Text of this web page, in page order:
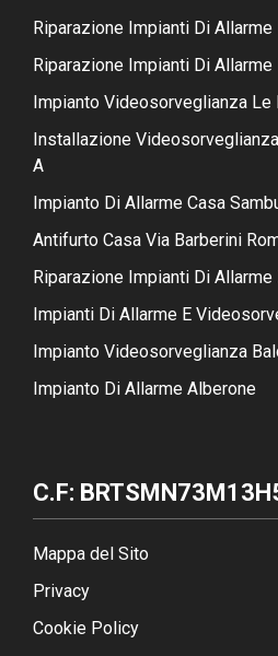
Riparazione Impianti Di Allarme
Riparazione Impianti Di
Impianto Videosorveglianza Le
Installazione
A
Impianto Di Allarme Casa
Antifurto Casa Via Barberini
Riparazione Impianti Di Allarme
Impianti Di Allarme E
Impianto Videosorveglianza
Impianto Di Allarme Alberone
C.F:
Mappa del Sito
Privacy
Cookie Policy